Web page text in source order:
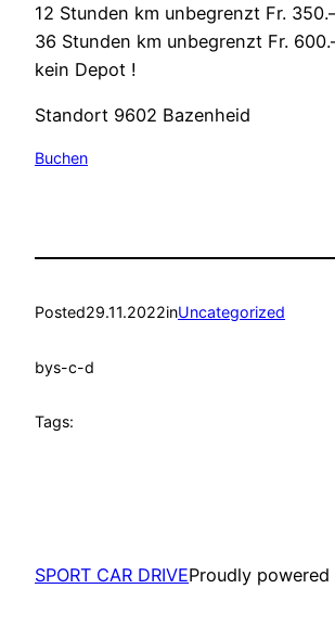
12 Stunden km unbegrenzt Fr.
36 Stunden km unbegrenzt Fr.
kein Depot !
Standort 9602 Bazenheid
Buchen
Posted29.11.2022inUncategorized
bys-c-d
Tags:
SPORT CAR DRIVEProudly powered